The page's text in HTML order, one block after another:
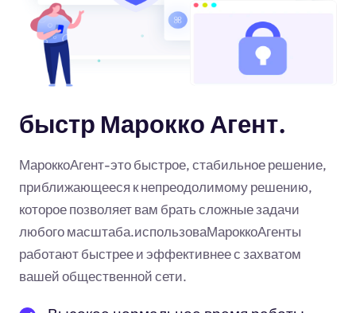
быстр Марокко Агент.
МароккоАгент-это быстрое, стабильное решение,
приближающееся к непреодолимому решению,
которое позволяет вам брать сложные задачи
любого масштаба.использоваМароккоАгенты
работают быстрее и эффективнее с захватом
вашей общественной сети.